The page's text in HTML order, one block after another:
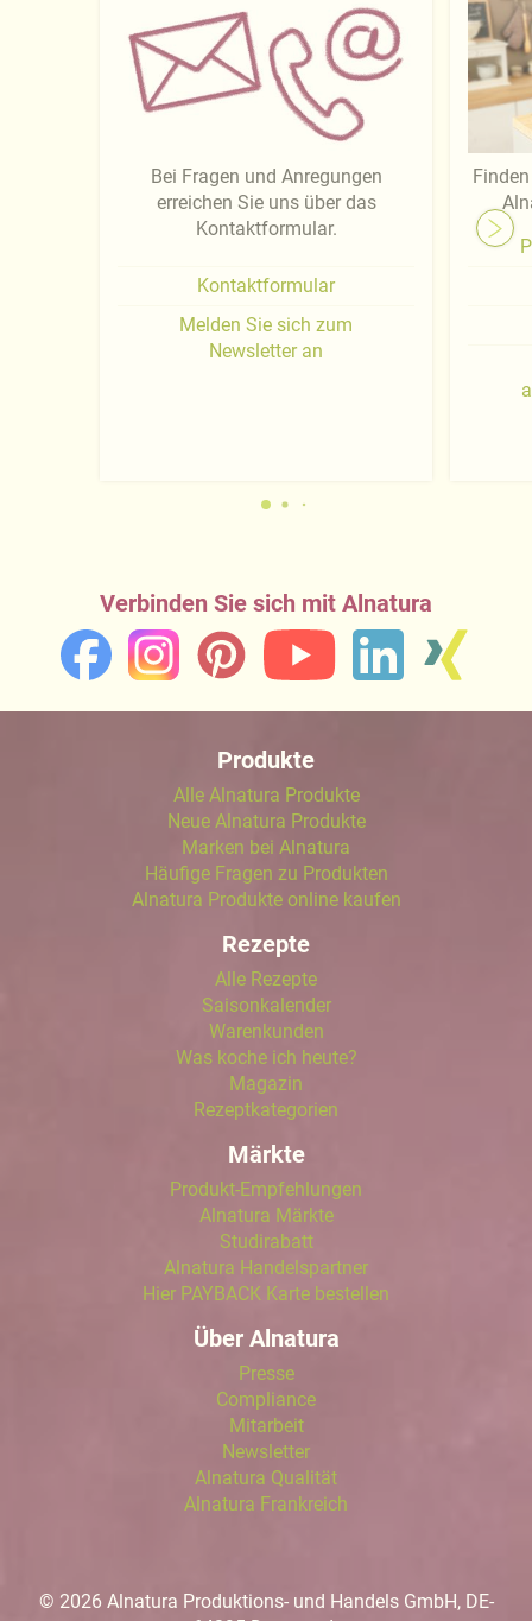
Bei Fragen und Anregungen
erreichen Sie uns über das
Kontaktformular.
Kontaktformular
Melden Sie sich zum
Newsletter an
Verbinden Sie sich mit Alnatura
Produkte
Alle Alnatura Produkte
Neue Alnatura Produkte
Marken bei Alnatura
Häufige Fragen zu Produkten
Alnatura Produkte online kaufen
Rezepte
Alle Rezepte
Saisonkalender
Warenkunden
Was koche ich heute?
Magazin
Rezeptkategorien
Märkte
Produkt-Empfehlungen
Alnatura Märkte
Studirabatt
Alnatura Handelspartner
Hier PAYBACK Karte bestellen
Über Alnatura
Presse
Compliance
Mitarbeit
Newsletter
Alnatura Qualität
Alnatura Frankreich
© 2026 Alnatura Produktions- und Handels GmbH, DE-